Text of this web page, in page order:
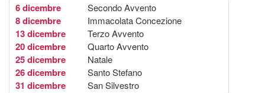
6 dicembre Secondo Avvento
8 dicembre Immacolata Concezione
13 dicembre Terzo Avvento
20 dicembre Quarto Avvento
25 dicembre Natale
26 dicembre Santo Stefano
31 dicembre San Silvestro